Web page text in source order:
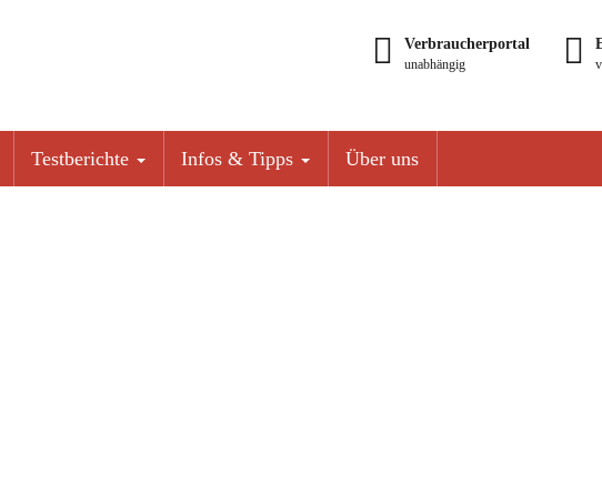
Verbraucherportal
unabhängig
Testberichte Infos & Tipps Über uns